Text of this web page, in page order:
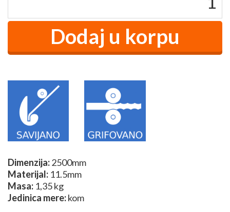
Dimenzija:2500mm
Materijal: 11.5mm
Masa: 1,35 kg
Jedinica mere:kom